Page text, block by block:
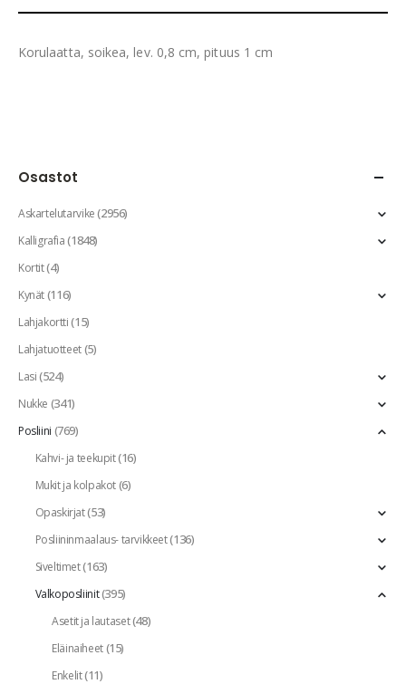
Korulaatta, soikea, lev. 0,8 cm, pituus 1 cm
Osastot
Askartelutarvike(2956)
Kalligrafia(1848)
Kortit(4)
Kynät(116)
Lahjakortti(15)
Lahjatuotteet(5)
Lasi(524)
Nukke (341)
Posliini (769)
Kahvi- ja teekupit(16)
Mukit ja kolpakot(6)
Opaskirjat(53)
Posliininmaalaus- tarvikkeet(136)
Siveltimet(163)
Valkoposliinit(395)
Asetit ja lautaset(48)
Eläinaiheet(15)
Enkelit(11)